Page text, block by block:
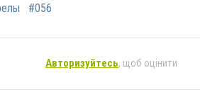
#056
Авторизуйтесь, щоб оцінити